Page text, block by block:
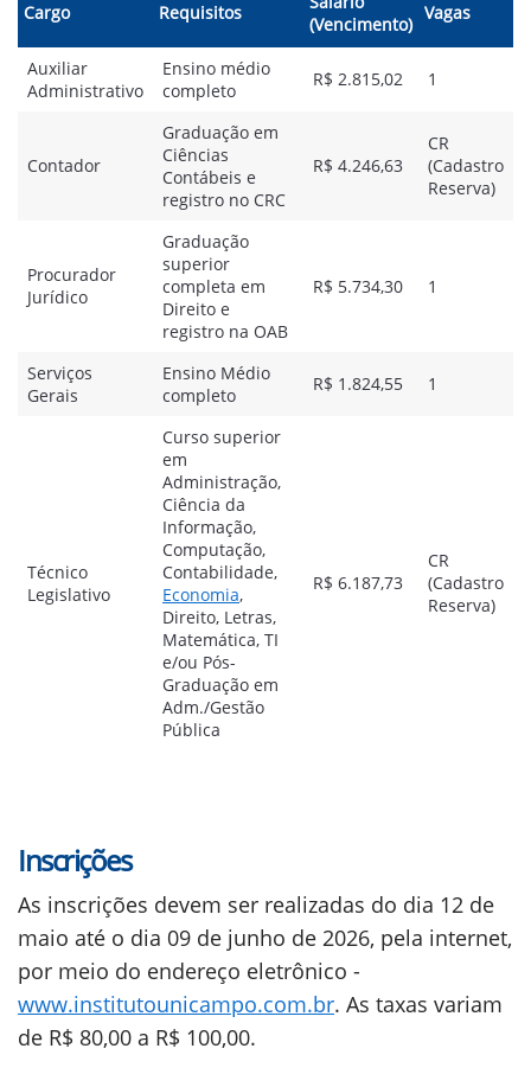
Cargo Requisitos
(Vencimento)
Vagas
Auxiliar
Administrativo
Ensino médio
completo
R$ 2.815,02 1
Contador
Graduação em
Ciências
Contábeis e
registro no CRC
R$ 4.246,63
CR
(Cadastro
Reserva)
Procurador
Jurídico
Graduação
superior
completa em
Direito e
registro na OAB
R$ 5.734,30 1
Serviços
Gerais
Ensino Médio
completo
R$ 1.824,55 1
Técnico
Legislativo
Curso superior
em
Administração,
Ciência da
Informação,
Computação,
Contabilidade,
Economia,
Direito, Letras,
Matemática, TI
e/ou Pós-
Graduação em
Adm./Gestão
Pública
R$ 6.187,73
CR
(Cadastro
Reserva)
Inscrições
As inscrições devem ser realizadas do dia 12 de
maio até o dia 09 de junho de 2026, pela internet,
por meio do endereço eletrônico -
www.institutounicampo.com.br. As taxas variam
de R$ 80,00 a R$ 100,00.